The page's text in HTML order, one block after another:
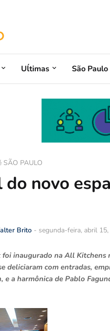
Uĺtimas São Paulo
SÃO PAULO
do novo
Brito - segunda-feira, abril
foi inaugurado na All
deliciaram com entradas,
e a harmônica de Pablo